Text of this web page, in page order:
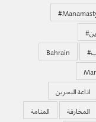
Bahrain
اذاعة البحرين
المخارقة
المنامة